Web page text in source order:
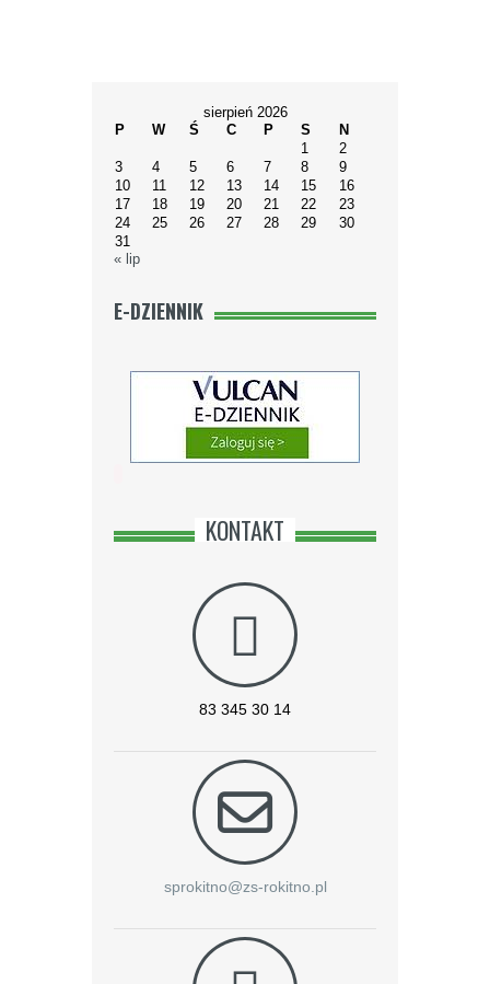
sierpień 2026
P
W Ś C P S
N
1
2
3
4 5 6 7 8
9
10
11 12 13 14 15
16
17
18 19 20 21 22
23
24
25 26 27 28 29
30
31
« lip
E-DZIENNIK
KONTAKT
83 345 30 14
sprokitno@zs-rokitno.pl